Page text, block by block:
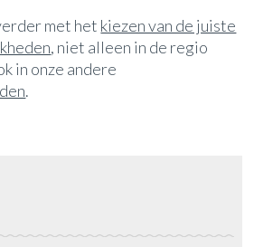
met het kiezen van de juiste
, niet alleen in de regio
in onze andere
.